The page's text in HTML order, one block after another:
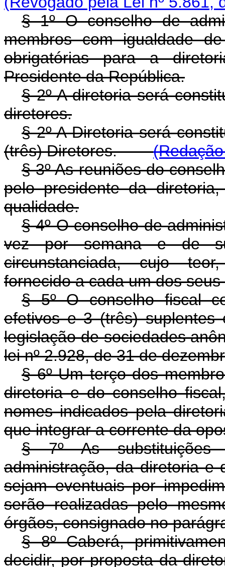
§ 1º O conselho de
membros com igualdade
obrigatórias para a
Presidente da República.
§ 2º A diretoria será
diretores.
§ 2º A Diretoria será
(três) Diretores.
§ 3º As reuniões do
pelo presidente da
qualidade.
§ 4º O conselho de
vez por semana e de
circunstanciada, cujo
fornecido a cada um dos
§5º O conselho fiscal
efetivos e 3 (três) suplentes
legislação de sociedades
lei nº 2.928, de 31 de
§ 6º Um terço dos
diretoria e do conselho
nomes indicados pela
que integrar a corrente da
§ 7º As
administração, da diretoria e
sejam eventuais por
serão realizadas pelo
órgãos, consignado no
§ 8º Caberá,
decidir, por proposta da